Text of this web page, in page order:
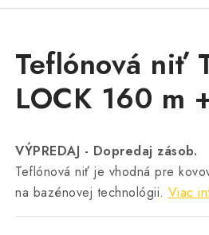
Teflónová niť
LOCK 160 m
VÝPREDAJ - Dopredaj zásob.
Teflónová niť je vhodná pre
na bazénovej technológii. Viac